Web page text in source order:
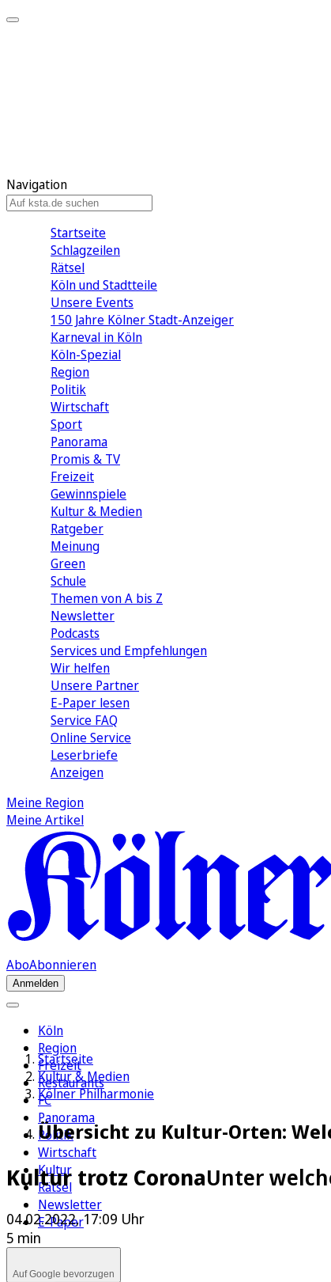
Navigation
Startseite
Schlagzeilen
Rätsel
Köln und Stadtteile
Unsere Events
150 Jahre Kölner Stadt-Anzeiger
Karneval in Köln
Köln-Spezial
Region
Politik
Wirtschaft
Sport
Panorama
Promis & TV
Freizeit
Gewinnspiele
Kultur & Medien
Ratgeber
Meinung
Green
Schule
Themen von A bis Z
Newsletter
Podcasts
Services und Empfehlungen
Wir helfen
Unsere Partner
E-Paper lesen
Service FAQ
Online Service
Leserbriefe
Anzeigen
Meine Region
Meine Artikel
AboAbonnieren
Anmelden
Köln
Region
Freizeit
Restaurants
FC
Panorama
Politik
Wirtschaft
Kultur
Rätsel
Newsletter
E-Paper
Startseite
Kultur & Medien
Kölner Philharmonie
Übersicht zu Kultur-Orten:
Kultur trotz CoronaUnter
04.02.2022, 17:09 Uhr
5 min
Auf Google bevorzugen